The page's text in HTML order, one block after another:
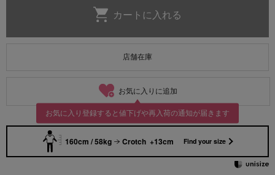
店舗在庫
お気に入りに追加
お気に入り登録すると値下げや再入荷の通知が届きます
160cm / 58kg Crotch +13cm Find your size